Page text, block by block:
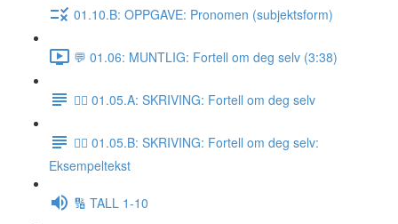
01.10.B: OPPGAVE: Pronomen (subjektsform)
💬 01.06: MUNTLIG: Fortell om deg selv (3:38)
✍🏼 01.05.A: SKRIVING: Fortell om deg selv
✍🏼 01.05.B: SKRIVING: Fortell om deg selv:
Eksempeltekst
🔢 TALL 1-10